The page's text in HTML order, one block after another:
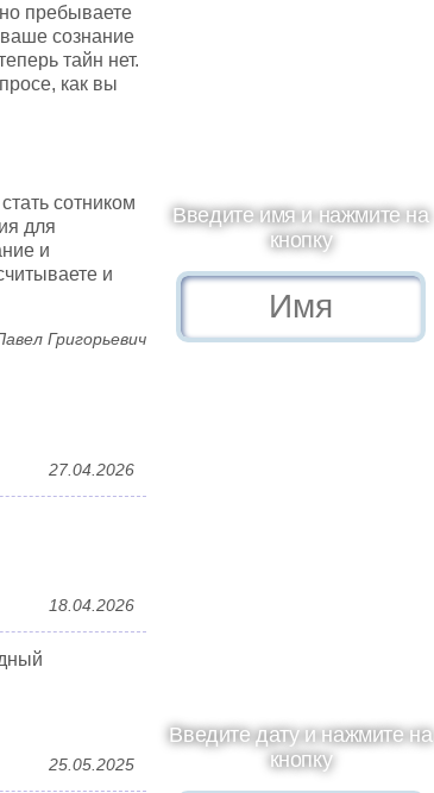
пребываете
сознание
тайн нет.
как вы
сотником
для
и
и
Григорьевич
27.04.2026
18.04.2026
25.05.2025
Введите имя и нажмите на
кнопку
Введите дату и нажмите на
кнопку